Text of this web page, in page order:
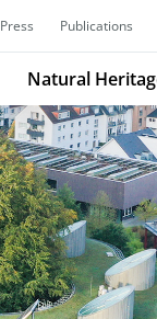
Press Publications
Natural